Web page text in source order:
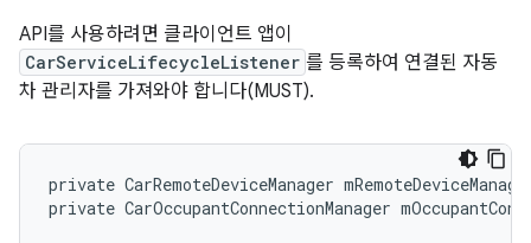
API를 사용하려면 클라이언트 앱이
CarServiceLifecycleListener 를 등록하여 연결된 자동
차 관리자를 가져와야 합니다(MUST).
private CarRemoteDeviceManager
private CarOccupantConnectionManager